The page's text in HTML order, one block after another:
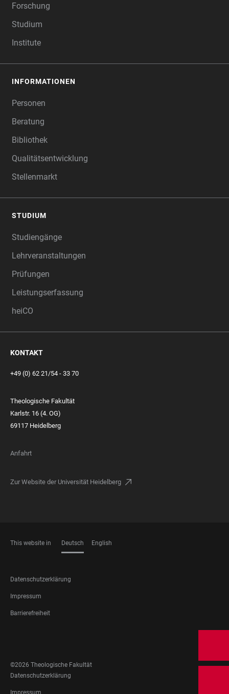
Forschung
Studium
Institute
INFORMATIONEN
Personen
Beratung
Bibliothek
Qualitätsentwicklung
Stellenmarkt
STUDIUM
Studiengänge
Lehrveranstaltungen
Prüfungen
Leistungserfassung
heiCO
KONTAKT
+49 (0) 62 21/54 - 33 70
Theologische Fakultät
Karlstr. 16 (4. OG)
69117 Heidelberg
Anfahrt
Zur Website der Universität Heidelberg
This website in Deutsch English
FOOTER
LEGAL
Datenschutzerklärung
Impressum
Barrierefreiheit
MEDIA
©2026 Theologische Fakultät
FOOTER
LEGAL
Datenschutzerklärung